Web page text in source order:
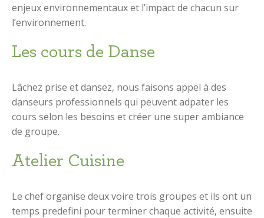
enjeux environnementaux et l’impact de chacun sur
l’environnement.
Les cours de Danse
Lâchez prise et dansez, nous faisons appel à des
danseurs professionnels qui peuvent adpater les
cours selon les besoins et créer une super ambiance
de groupe.
Atelier Cuisine
Le chef organise deux voire trois groupes et ils ont un
temps predefini pour terminer chaque activité, ensuite